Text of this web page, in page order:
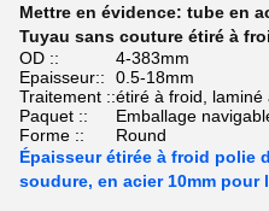
Mettre en évidence: tube en
Tuyau sans couture étiré à
OD ::
4-383mm
Epaisseur::
0.5-18mm
Traitement ::étiré à froid, laminé
Paquet ::
Emballage
Forme ::
Round
Épaisseur étirée à froid polie
soudure, en acier 10mm